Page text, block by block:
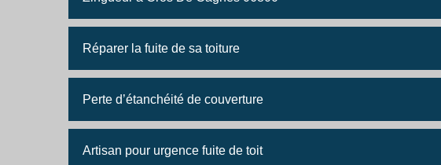
Réparer la fuite de sa toiture
Perte d’étanchéité de couverture
Artisan pour urgence fuite de toit